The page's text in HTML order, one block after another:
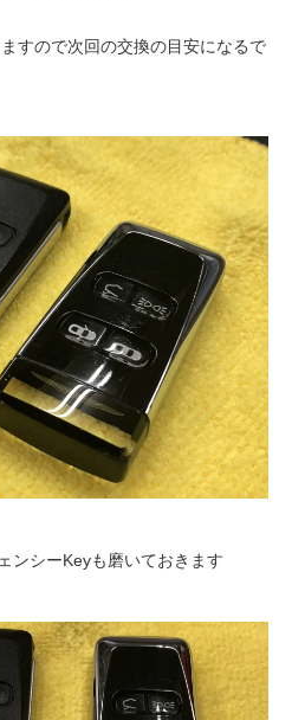
すので次回の交換の目安になるで
ンシーKeyも磨いておきます